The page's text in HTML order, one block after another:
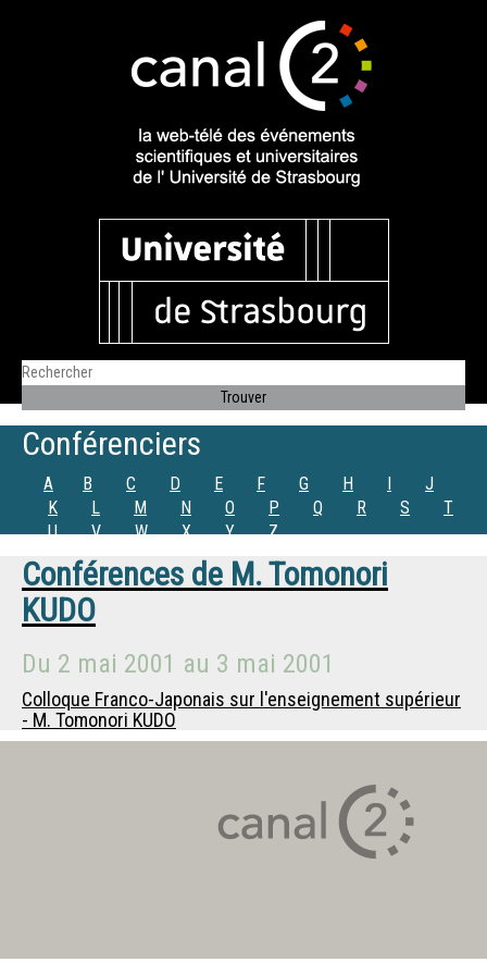
Conférenciers
A B C D E F G H I
J
K
L M N O P Q R S
T
U
V W X Y Z
Conférences de M.Tomonori
KUDO
Du 2 mai 2001 au 3 mai 2001
Colloque Franco-Japonais sur l'enseignement supérieur
- M. Tomonori KUDO